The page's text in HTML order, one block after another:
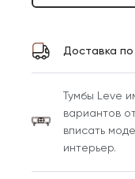
Доставка
Тумбы Leve
вариантов
вписать
интерьер.